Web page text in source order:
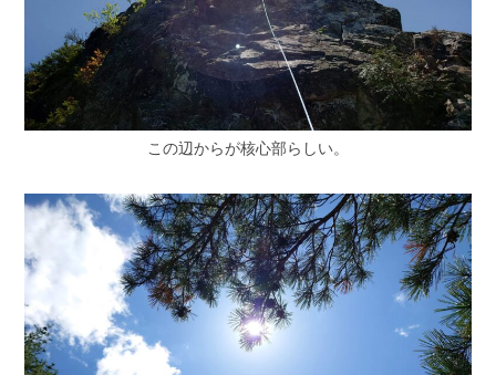
この辺からが核心部らしい。